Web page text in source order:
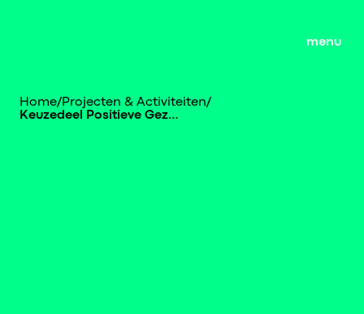
menu
Home/Projecten & Activiteiten/
Keuzedeel Positieve Gezondheid